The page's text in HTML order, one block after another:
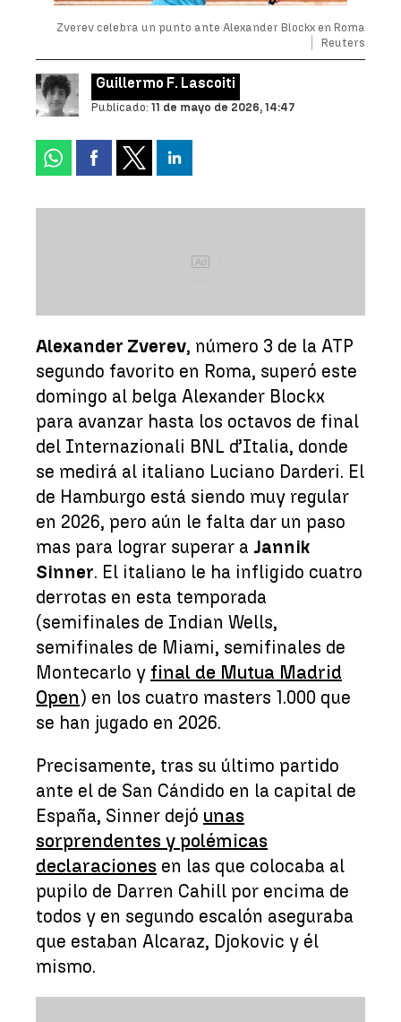
Zverev celebra un punto ante Alexander Blockx en Roma
Reuters
Guillermo F. Lascoiti
Publicado:11 de mayo de 2026, 14:47
Ad
Alexander Zverev, número 3 de la ATP
segundo favorito en Roma, superó este
domingo al belga Alexander Blockx
para avanzar hasta los octavos de final
del Internazionali BNL d’Italia, donde
se medirá al italiano Luciano Darderi. El
de Hamburgo está siendo muy regular
en 2026, pero aún le falta dar un paso
mas para lograr superar a Jannik
Sinner. El italiano le ha infligido cuatro
derrotas en esta temporada
(semifinales de Indian Wells,
semifinales de Miami, semifinales de
Montecarlo y final de Mutua Madrid
Open) en los cuatro masters 1.000 que
se han jugado en 2026.
Precisamente, tras su último partido
ante el de San Cándido en la capital de
España, Sinner dejó unas
sorprendentes y polémicas
declaraciones en las que colocaba al
pupilo de Darren Cahill por encima de
todos y en segundo escalón aseguraba
que estaban Alcaraz, Djokovic y él
mismo.